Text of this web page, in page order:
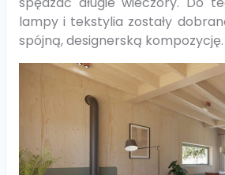
lampy i tekstylia zostały
spójną, designerską kompozycję.